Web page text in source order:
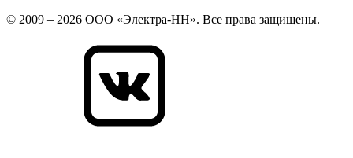
© 2009 – 2026 ООО «Электра-НН». Все права защищены.